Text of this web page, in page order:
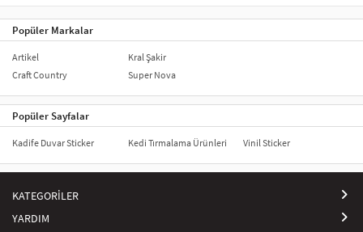
Popüler Markalar
Artikel
Craft Country
Kral Şakir
Super Nova
Popüler Sayfalar
Kadife Duvar Sticker Kedi Tırmalama Ürünleri Vinil Sticker
KATEGORİLER
YARDIM